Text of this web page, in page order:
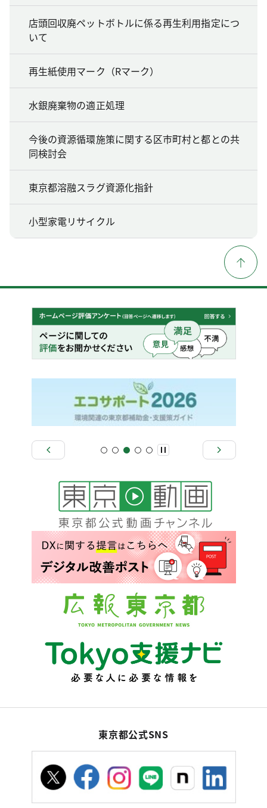
店頭回収廃ペットボトルに係る再生利用指定につ
いて
再生紙使用マーク（Rマーク）
水銀廃棄物の適正処理
今後の資源循環施策に関する区市町村と都との共
同検討会
東京都溶融スラグ資源化指針
小型家電リサイクル
東京都公式SNS